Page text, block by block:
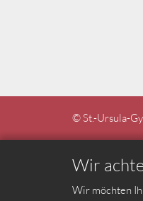
Wir
Wir möchten
© St.-Ursula-